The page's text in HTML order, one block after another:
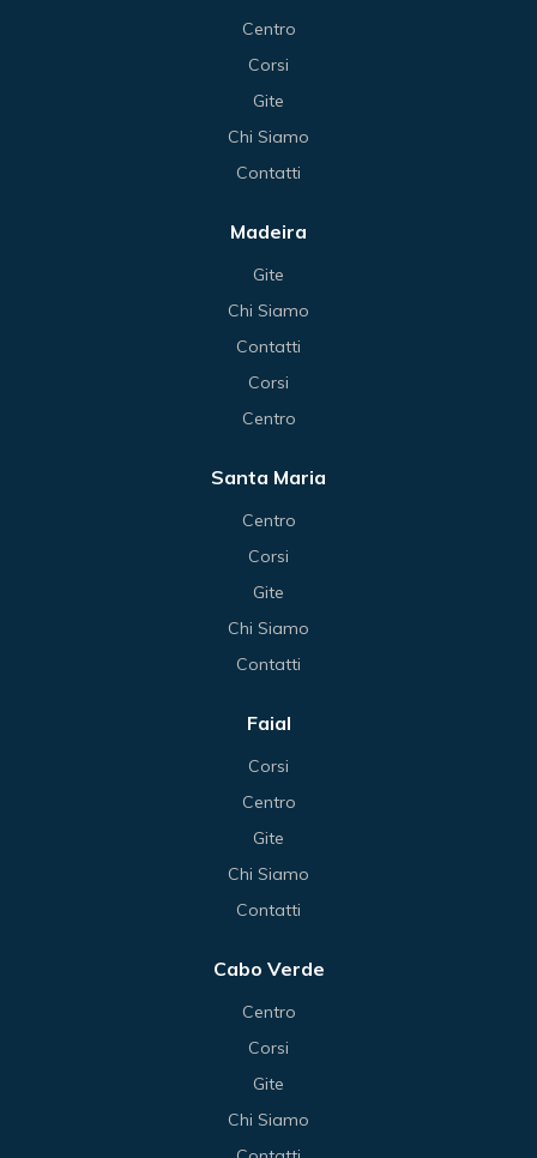
Centro
Corsi
Gite
Chi Siamo
Contatti
Madeira
Gite
Chi Siamo
Contatti
Corsi
Centro
Santa Maria
Centro
Corsi
Gite
Chi Siamo
Contatti
Faial
Corsi
Centro
Gite
Chi Siamo
Contatti
Cabo Verde
Centro
Corsi
Gite
Chi Siamo